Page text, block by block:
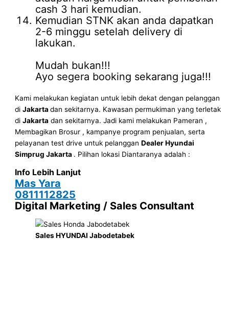
cash 3 hari kemudian.
Kemudian STNK akan anda dapatkan
2-6 minggu setelah delivery di
lakukan.
Mudah bukan!!!
Ayo segera booking sekarang juga!!!
Kami melakukan kegiatan untuk lebih dekat dengan pelanggan
diJakartadan sekitarnya. Kawasan permukiman yang terletak
diJakarta dan sekitarnya. Jadi kami melakukan Pameran ,
Membagikan Brosur , kampanye program penjualan, serta
pelayanan test drive untuk pelangganDealer Hyundai
Simprug Jakarta . Pilihan lokasi Diantaranya adalah :
Info Lebih Lanjut
Mas Yara
0811112825
Digital Marketing / Sales Consultant
Sales HYUNDAI Jabodetabek